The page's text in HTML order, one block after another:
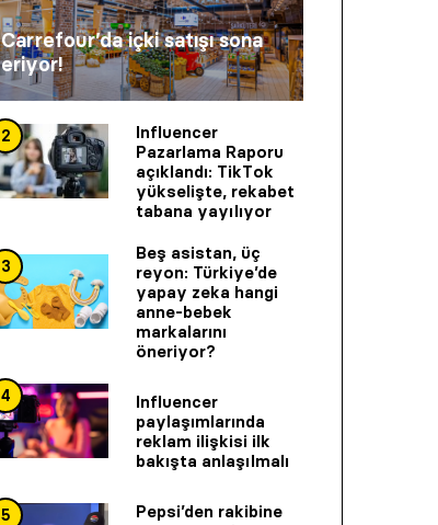
Carrefour’da içki satışı sona
eriyor!
2
Influencer
Pazarlama Raporu
açıklandı: TikTok
yükselişte, rekabet
tabana yayılıyor
3
Beş asistan, üç
reyon: Türkiye’de
yapay zeka hangi
anne-bebek
markalarını
öneriyor?
4
Influencer
paylaşımlarında
reklam ilişkisi ilk
bakışta anlaşılmalı
5
Pepsi’den rakibine